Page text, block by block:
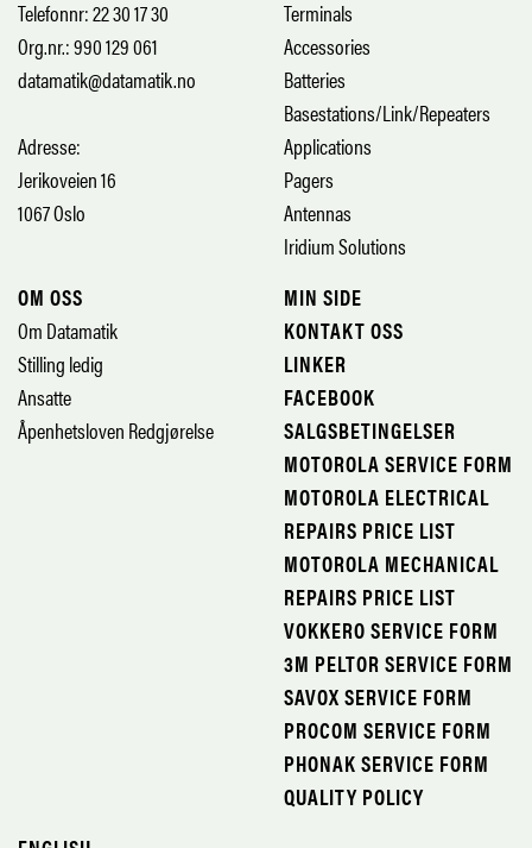
Telefonnr: 22 30 17 30
Org.nr.: 990 129 061
datamatik@datamatik.no
Adresse:
Jerikoveien 16
1067 Oslo
Terminals
Accessories
Batteries
Basestations/Link/Repeaters
Applications
Pagers
Antennas
Iridium Solutions
OM OSS
Om Datamatik
Stilling ledig
Ansatte
Åpenhetsloven Redgjørelse
MIN SIDE
KONTAKT OSS
LINKER
FACEBOOK
SALGSBETINGELSER
MOTOROLA SERVICE FORM
MOTOROLA ELECTRICAL
REPAIRS PRICE LIST
MOTOROLA MECHANICAL
REPAIRS PRICE LIST
VOKKERO SERVICE FORM
3M PELTOR SERVICE FORM
SAVOX SERVICE FORM
PROCOM SERVICE FORM
PHONAK SERVICE FORM
QUALITY POLICY